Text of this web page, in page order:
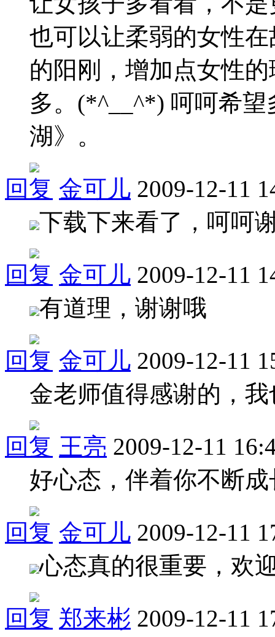
也可以让柔弱的女性
的阳刚，增加点女性
多。(*^__^*) 呵呵希
湖》。
回复 金可儿 2009-12-11
下载下来看了，呵呵
回复 金可儿 2009-12-11
有道理，谢谢哦
回复 金可儿 2009-12-11
金老师值得感谢的，
回复 王亮 2009-12-11
好心态，伴着你不断成
回复 金可儿 2009-12-11
心态真的很重要，欢
回复 郑来彬 2009-12-11